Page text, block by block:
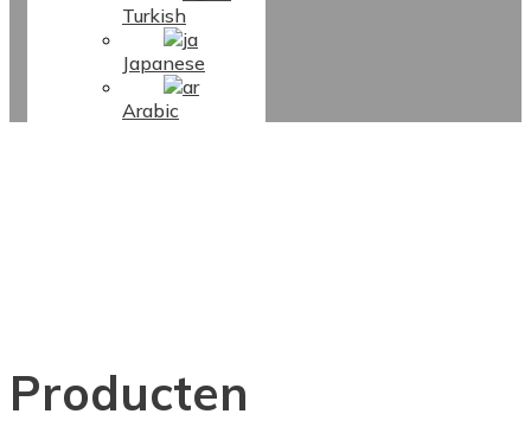
Turkish
Japanese
Arabic
Producten